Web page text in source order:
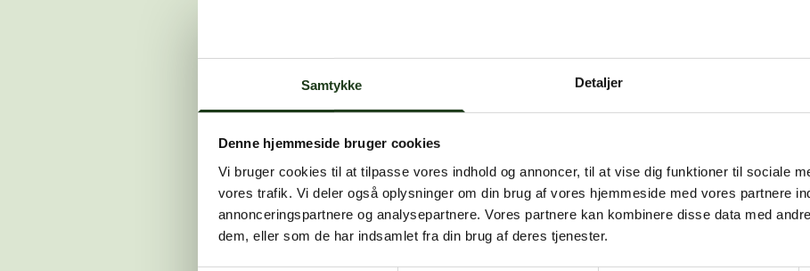
Samtykke Detaljer
Denne hjemmeside bruger cookies
Vi bruger cookies til at tilpasse vores indhold og annoncer, til at vise dig funktioner til sociale
vores trafik. Vi deler også oplysninger om din brug af vores hjemmeside med vores partnere
annonceringspartnere og analysepartnere. Vores partnere kan kombinere disse data med
dem, eller som de har indsamlet fra din brug af deres tjenester.
Der opstod en intern serverfejl. Vi arbejder på at løse problemet. Prøv
Gå til forsiden Gå tilbage